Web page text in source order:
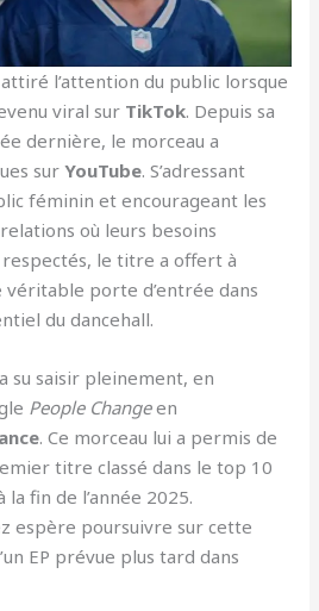
attiré l’attention du public lorsque
viral sur TikTok. Depuis sa
dernière, le morceau a
surYouTube. S’adressant
féminin et encourageant les
où leurs besoins
le titre a offert à
véritable porte d’entrée dans
du dancehall.
su saisir pleinement, en
People Changeen
. Ce morceau lui a permis de
titre classé dans le top 10
fin de l’année 2025.
espère poursuivre sur cette
EP prévue plus tard dans